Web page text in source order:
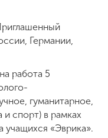
Германии,
работа 5
гуманитарное,
и спорт) в рамках
учащихся «Эврика».